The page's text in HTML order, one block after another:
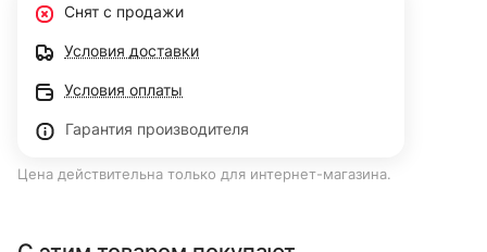
Снят с продажи
Условия доставки
Условия оплаты
Гарантия производителя
Цена действительна только для интернет-магазина.